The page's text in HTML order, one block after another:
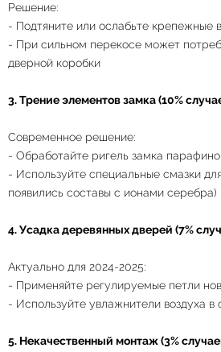
Решение:
- Подтяните или ослабьте крепежные
- При сильном перекосе может
дверной коробки
3. Трение элементов замка (10%
Современное решение:
- Обработайте ригель замка
- Используйте специальные смазки
появились составы с ионами серебра)
4. Усадка деревянных дверей (7%
Актуально для 2024-2025:
- Применяйте регулируемые петли
- Используйте увлажнители воздуха в
5. Некачественный монтаж (3%